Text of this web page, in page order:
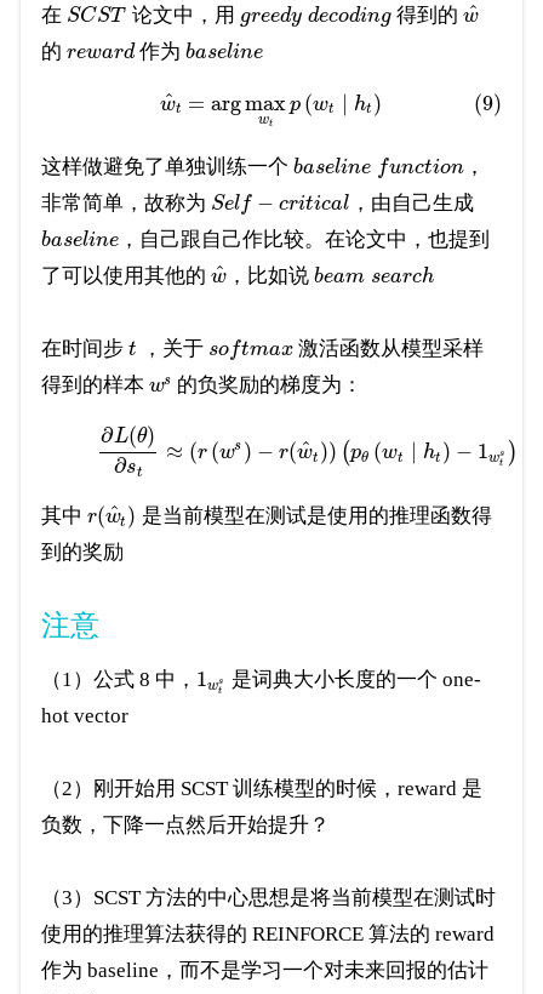
在 SCST 论文中，用 greedy decoding 得到的w
^
的 reward 作为baseline
w
^t = argmax
wt
p (wt ∣ ht ) (9)
这样做避免了单独训练一个 baseline function ，
非常简单，故称为 Self − critical ，由自己生成
baseline​，自己跟自己作比较。在论文中，也提到
了可以使用其他的 w
^，比如说 beam search
在时间步 t ，关于 softmax激活函数从模型采样
得到的样本 ws 的负奖励的梯度为：
∂L(θ)
∂st
≈ (r (ws ) − r(w
^t )) (pθ (wt ht ) − 1ws
t
)
其中 r(w
^t ) 是当前模型在测试是使用的推理函数得
到的奖励
注意
（1）公式 8 中， 1ws
t
是词典大小长度的一个 one-
hot vector
（2）刚开始用 SCST 训练模型的时候，reward 是
负数，下降一点然后开始提升？
（3）SCST 方法的中心思想是将当前模型在测试时
使用的推理算法获得的 REINFORCE 算法的 reward
作为 baseline，而不是学习一个对未来回报的估计